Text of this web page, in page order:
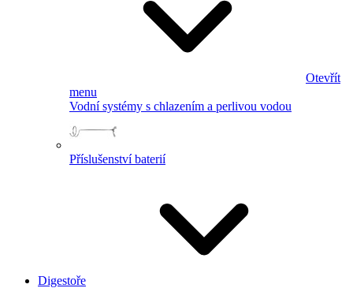
Otevřít
menu
Vodní systémy s chlazením a perlivou vodou
Příslušenství baterií
Digestoře